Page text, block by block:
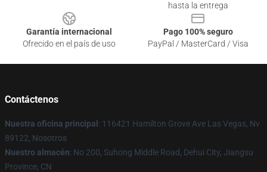
hasta la entrega
Garantía internacional
Ofrecido en el país de uso
Pago 100% seguro
PayPal / MasterCard / Visa
Contáctenos
Nuestra oficina principal : 116421 Hamilton Grove Ave Las Vegas, Nv
89122, Nosotros
Nuestro almacén: No 200, Suhong Middle Road, Dehui City, Jiangsu
Province, CN